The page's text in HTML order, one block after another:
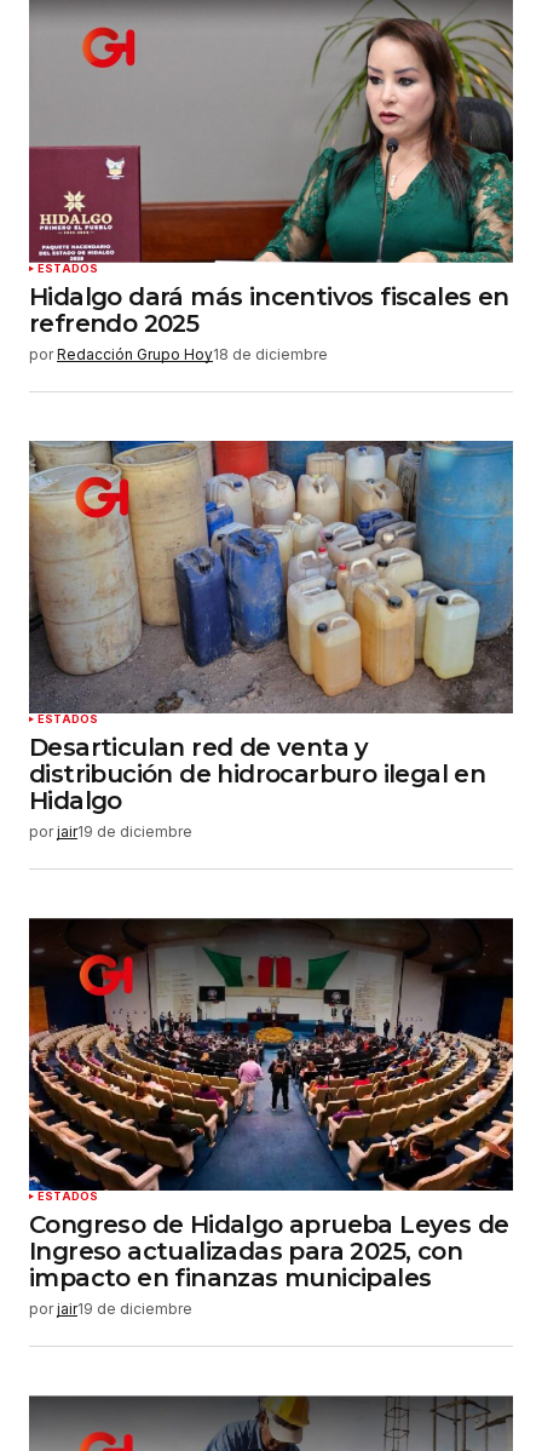
ESTADOS
Hidalgo dará más incentivos fiscales en
refrendo 2025
por Redacción Grupo Hoy18 de diciembre
ESTADOS
Desarticulan red de venta y
distribución de hidrocarburo ilegal en
Hidalgo
por jair19 de diciembre
ESTADOS
Congreso de Hidalgo aprueba Leyes de
Ingreso actualizadas para 2025, con
impacto en finanzas municipales
por jair19 de diciembre